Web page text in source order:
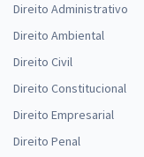
Direito Administrativo
Direito Ambiental
Direito Civil
Direito Constitucional
Direito Empresarial
Direito Penal